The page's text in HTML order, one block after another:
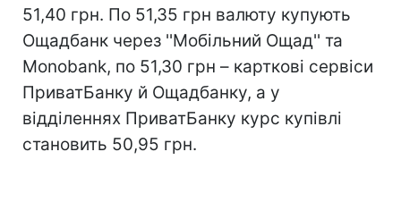
51,40 грн. По 51,35 грн валюту купують
Ощадбанк через ''Мобільний Ощад'' та
Monobank, по 51,30 грн – карткові сервіси
ПриватБанку й Ощадбанку, а у
відділеннях ПриватБанку курс купівлі
становить 50,95 грн.